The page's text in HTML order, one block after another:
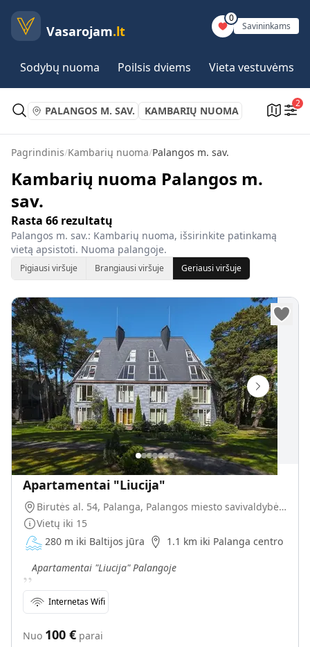
Vasarojam.lt
0
Savininkams
Sodybų nuoma Poilsis dviems Vieta vestuvėms
PALANGOS M. SAV. KAMBARIŲ NUOMA
2
Pagrindinis/Kambarių nuoma/Palangos m. sav.
Kambarių nuoma Palangos m.
sav.
Rasta 66 rezultatų
Palangos m. sav.: Kambarių nuoma, išsirinkite patinkamą
vietą apsistoti. Nuoma palangoje.
Pigiausi viršuje Brangiausi viršuje Geriausi viršuje
Apartamentai "Liucija"
Birutės al. 54, Palanga, Palangos miesto savivaldybė, Lietuva
Vietų iki 15
280 m iki Baltijos jūra
1.1 km iki Palanga centro
„Apartamentai "Liucija" Palangoje
Internetas Wifi
Nuo 100 € parai